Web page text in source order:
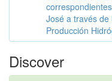
José a través
Producción
Discover